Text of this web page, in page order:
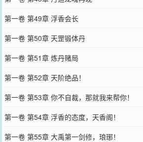
第一卷 第49章 浮香会长
第一卷 第50章 天罡锻体丹
第一卷 第51章 炼丹赌局
第一卷 第52章 天阶绝品！
第一卷 第53章 你不自裁，那就我来帮你！
第一卷 第54章 浮香的态度，天香阁！
第一卷 第55章 大禹第一剑修，琅琊！